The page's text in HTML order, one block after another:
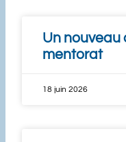
Un nouveau
mentorat
18 juin 2026